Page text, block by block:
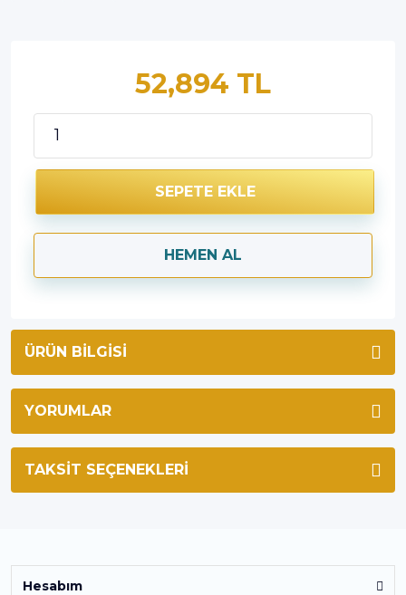
52,894 TL
SEPETE EKLE
HEMEN AL
ÜRÜN BILGISI
YORUMLAR
TAKSIT SEÇENEKLERI
Hesabım